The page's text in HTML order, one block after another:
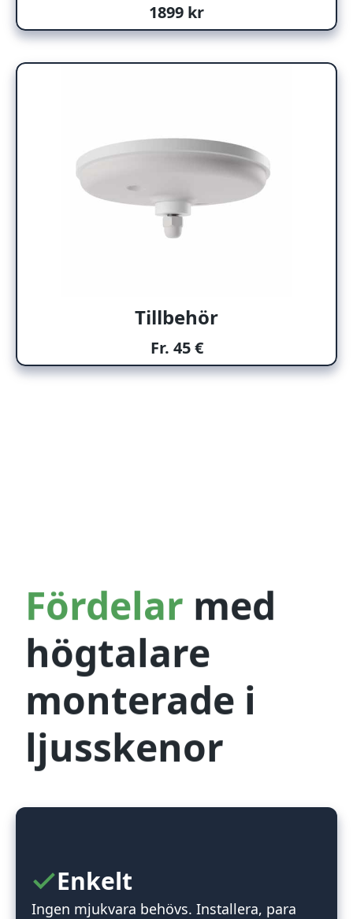
1899 kr
Tillbehör
Fr. 45 €
Fördelar med
högtalare
monterade i
ljusskenor
Enkelt
Ingen mjukvara behövs. Installera, para